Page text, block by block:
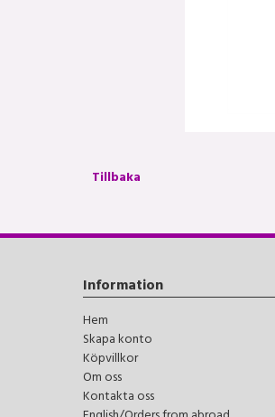
Tillbaka
Information
Hem
Skapa konto
Köpvillkor
Om oss
Kontakta oss